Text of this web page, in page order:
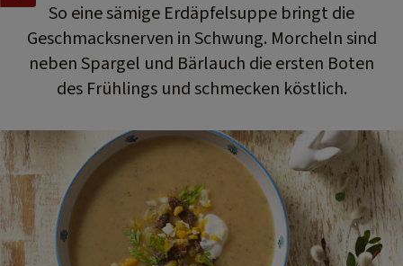
So eine sämige Erdäpfelsuppe bringt die
Geschmacksnerven in Schwung. Morcheln sind
neben Spargel und Bärlauch die ersten Boten
des Frühlings und schmecken köstlich.